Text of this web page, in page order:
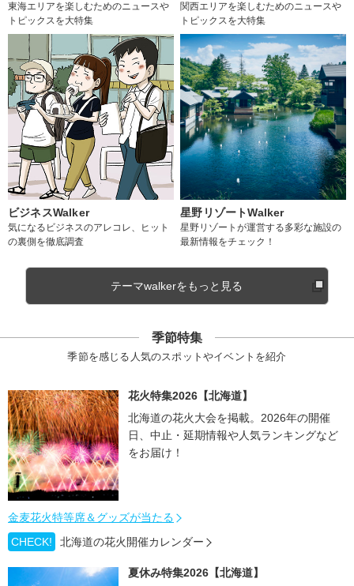
東海エリアを楽しむためのニュースや
トピックスを大特集
関西エリアを楽しむためのニュースや
トピックスを大特集
ビジネスWalker
気になるビジネスのアレコレ、ヒット
の裏側を徹底調査
星野リゾートWalker
星野リゾートが運営する多彩な施設の
最新情報をチェック！
テーマwalkerをもっと見る
季節特集
季節を感じる人気のスポットやイベントを紹介
花火特集2026【北海道】
北海道の花火大会を掲載。2026年の開催
日、中止・延期情報や人気ランキングなど
をお届け！
金麦花火特等席＆グッズが当たる
CHECK!
北海道の花火開催カレンダー
夏休み特集2026【北海道】